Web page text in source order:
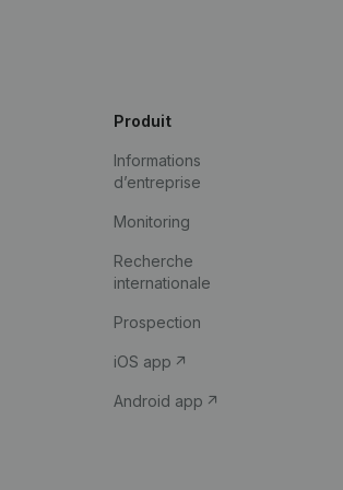
Produit
Informations
d’entreprise
Monitoring
Recherche
internationale
Prospection
iOS app
Android app